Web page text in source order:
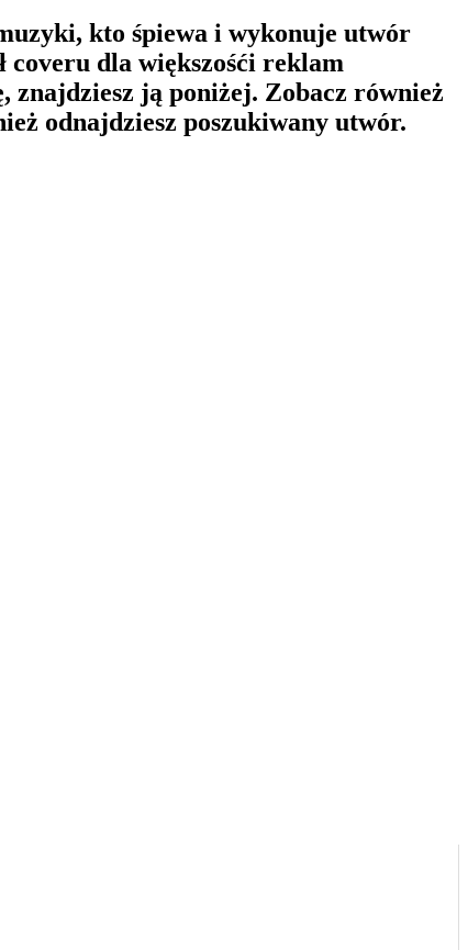
kto śpiewa i wykonuje utwór
coveru dla większośći reklam
ją poniżej. Zobacz również
odnajdziesz poszukiwany utwór.